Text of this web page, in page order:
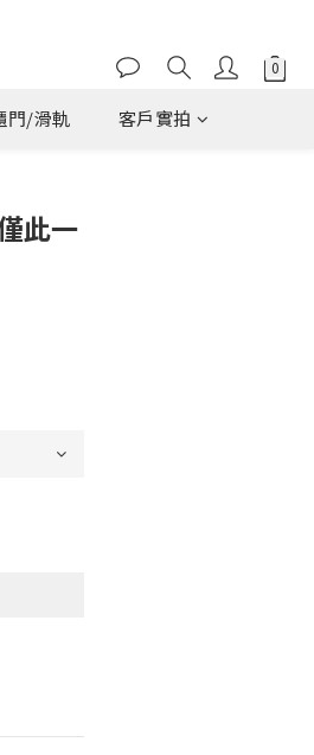
門/滑軌 客戶實拍
此一